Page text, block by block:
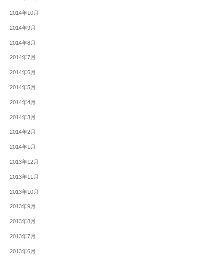
2014年10月
2014年9月
2014年8月
2014年7月
2014年6月
2014年5月
2014年4月
2014年3月
2014年2月
2014年1月
2013年12月
2013年11月
2013年10月
2013年9月
2013年8月
2013年7月
2013年6月